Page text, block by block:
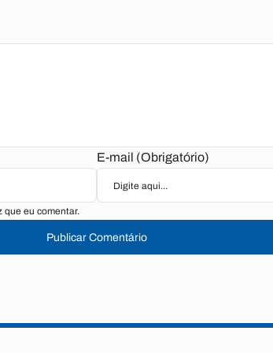
E-mail (Obrigatório)
que eu comentar.
Publicar Comentário